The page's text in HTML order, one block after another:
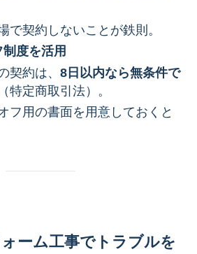
で契約しないことが鉄則。
度を活用
契約は、 8日以内なら無条件で
（特定商取引法）。
フ用の書面を用意しておくと
ォーム工事でトラブルを